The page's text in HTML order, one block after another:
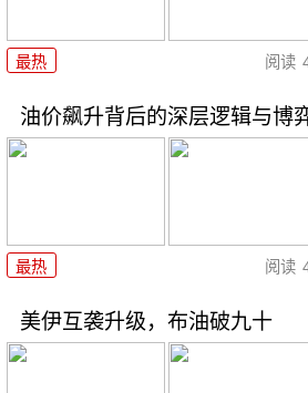
最热 阅读
油价飙升背后的深层逻辑与博
最热 阅读
美伊互袭升级，布油破九十